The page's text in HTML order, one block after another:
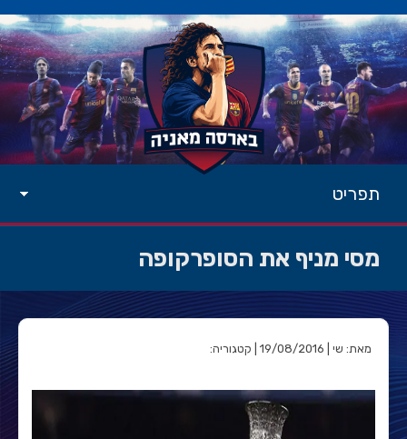
תפריט
מסי מניף את הסופרקופה
מאת: שי | 19/08/2016 | קטגוריה: